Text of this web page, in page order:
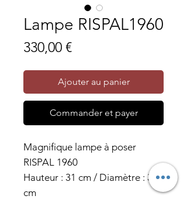
Lampe RISPAL1960
330,00 €Prix
Ajouter au panier
Commander et payer
Magnifique lampe à poser
RISPAL 1960
Hauteur : 31 cm / Diamètre : 33
cm